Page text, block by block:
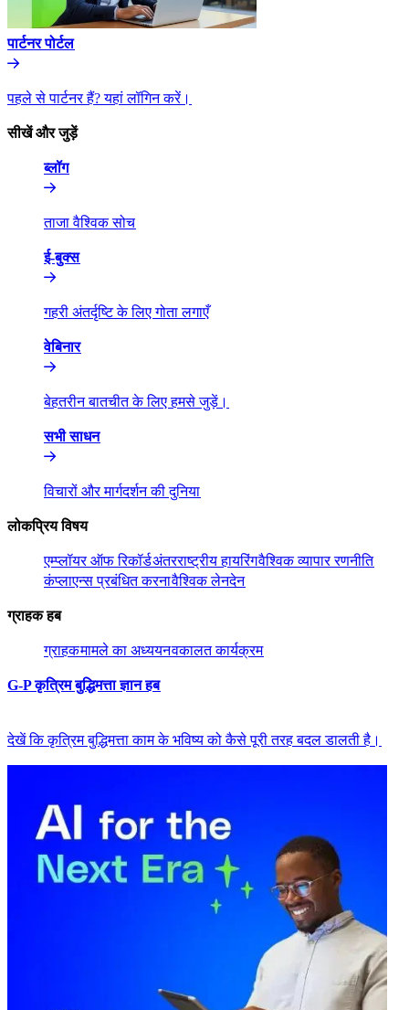
पार्टनर पोर्टल​​
पहले से पार्टनर हैं? यहां लॉगिन करें।​​
सीखें और जुड़ें​​
ब्लॉग​​
ताजा वैश्विक सोच​​
ई-बुक्स​​
गहरी अंतर्दृष्टि के लिए गोता लगाएँ​​
वेबिनार​​
बेहतरीन बातचीत के लिए हमसे जुड़ें।​​
सभी साधन​​
विचारों और मार्गदर्शन की दुनिया​​
लोकप्रिय विषय​​
एम्प्लॉयर ऑफ रिकॉर्ड​​अंतरराष्ट्रीय हायरिंग​​वैश्विक व्यापार रणनीति​​
कंप्लाएन्स प्रबंधित करना​​वैश्विक लेनदेन​​
ग्राहक हब​​
ग्राहक​​मामले का अध्ययन​​वकालत कार्यक्रम​​
G-P कृत्रिम बुद्धिमत्ता ज्ञान हब​​
देखें कि कृत्रिम बुद्धिमत्ता काम के भविष्य को कैसे पूरी तरह बदल डालती है।​​